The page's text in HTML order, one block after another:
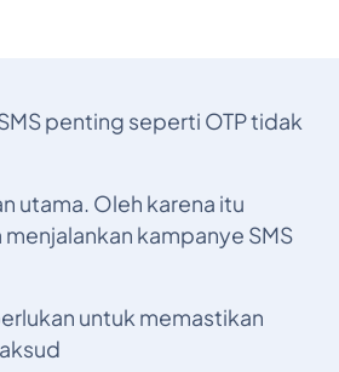
penting seperti OTP tidak
utama. Oleh karena itu
kampanye SMS
untuk memastikan